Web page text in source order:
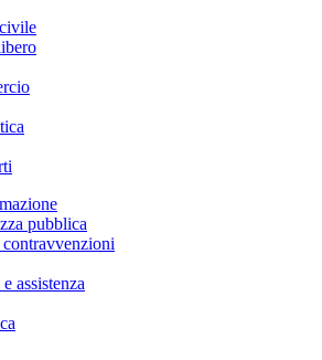
pubblica
assistenza